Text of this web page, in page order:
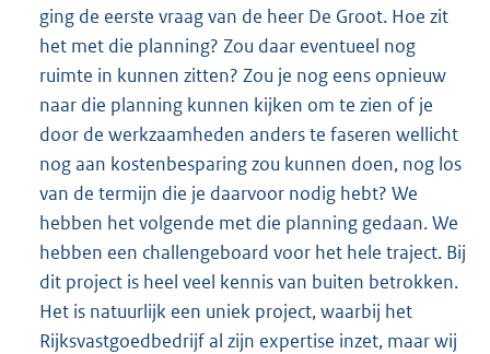
ging de eerste vraag van de heer De Groot. Hoe zit
het met die planning? Zou daar eventueel nog
ruimte in kunnen zitten? Zou je nog eens opnieuw
naar die planning kunnen kijken om te zien of je
door de werkzaamheden anders te faseren wellicht
nog aan kostenbesparing zou kunnen doen, nog los
van de termijn die je daarvoor nodig hebt? We
hebben het volgende met die planning gedaan. We
hebben een challengeboard voor het hele traject. Bij
dit project is heel veel kennis van buiten betrokken.
Het is natuurlijk een uniek project, waarbij het
Rijksvastgoedbedrijf al zijn expertise inzet, maar wij